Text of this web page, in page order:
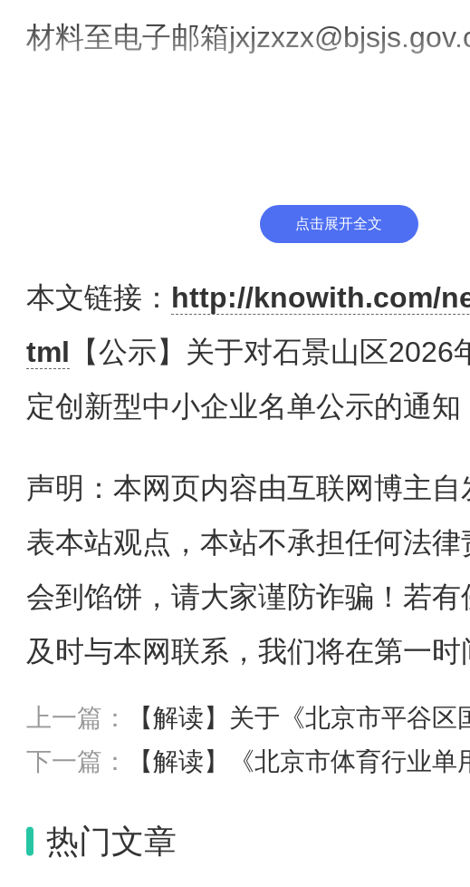
材料至电子邮箱
附件
石景山区2026年度4月份拟认定创新型中小
（排名不分先后）
点击展开全文
本文链接： http://knowith.com/
tml 【公示】关于对石景山区2026
定创新型中小企业名单公示的通知
声明：本网页内容由互联网博主
表本站观点，本站不承担任何法律
会到馅饼，请大家谨防诈骗！若
及时与本网联系，我们将在第一时
上一篇：
【解读】关于《北京市平谷区国民经济和社会发展第十五个
下一篇：
【解读】《北京市体育行业单用途预付卡备案和预收资
热门文章